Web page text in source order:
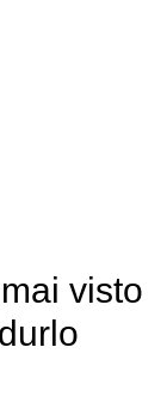
visto